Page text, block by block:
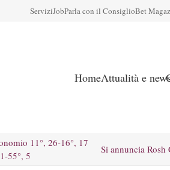
ServiziJobParla con il ConsiglioBet
HomeAttualità e
11°, 26-16°, 17
55°, 5
Si annuncia Rosh